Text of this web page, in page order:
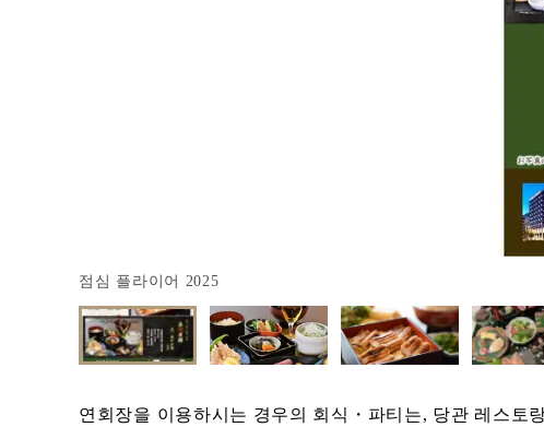
점심 플라이어 2025
연회장을 이용하시는 경우의 회식・파티는, 당관 레스토